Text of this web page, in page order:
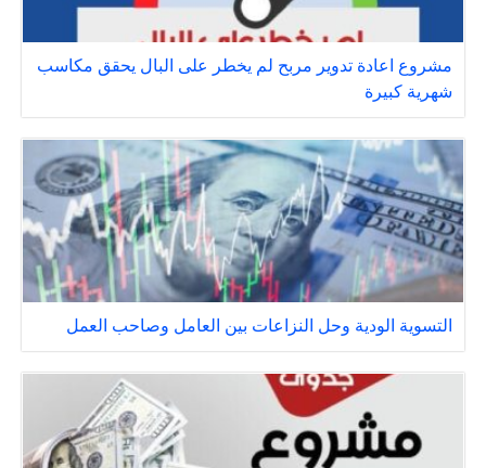
مشروع اعادة تدوير مربح لم يخطر على البال يحقق مكاسب
شهرية كبيرة
التسوية الودية وحل النزاعات بين العامل وصاحب العمل